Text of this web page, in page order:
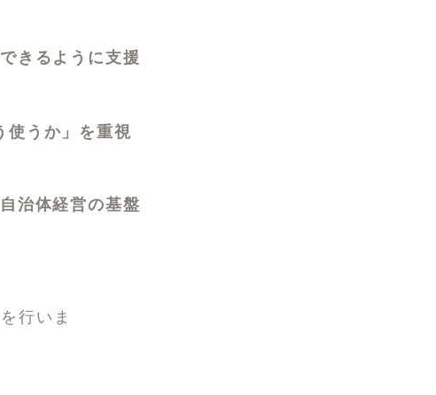
きるように支援
使うか」を重視
治体経営の基盤
を行いま